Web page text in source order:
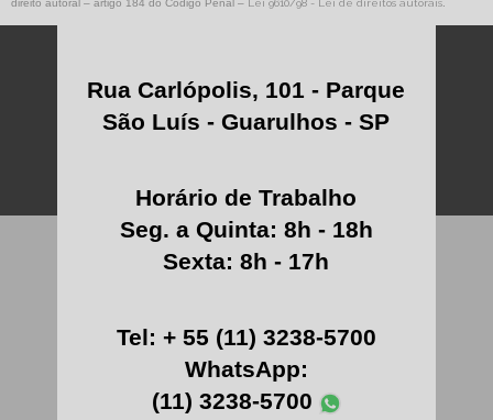
GRAVAÇÃO LASER EM PLÁSTICO
TAMPOGRAFIA TÊXTIL
TINTAS DE TAMPOGRAFIA
ETIQUETA TAGLESS
GRAVAÇÃO A LASER EM EMBALAGENS
GRAVAÇÃO EM LENTE DE ÓCULOS
HOT STAMPING GRAVAÇÃO
direito autoral – artigo 184 do Código Penal – Lei 9610/98 - Lei de direitos autorais
Rua Carlópolis, 101 - Parque
São Luís - Guarulhos - SP
Horário de Trabalho
Seg. a Quinta: 8h - 18h
Sexta: 8h - 17h
Tel: + 55 (11) 3238-5700
WhatsApp:
(11) 3238-5700